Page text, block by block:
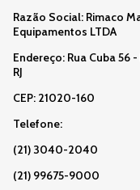
Razão Social: Rimaco
Equipamentos LTDA
Endereço: Rua Cuba 56
RJ
CEP: 21020-160
Telefone:
(21) 3040-2040
(21) 99675-9000